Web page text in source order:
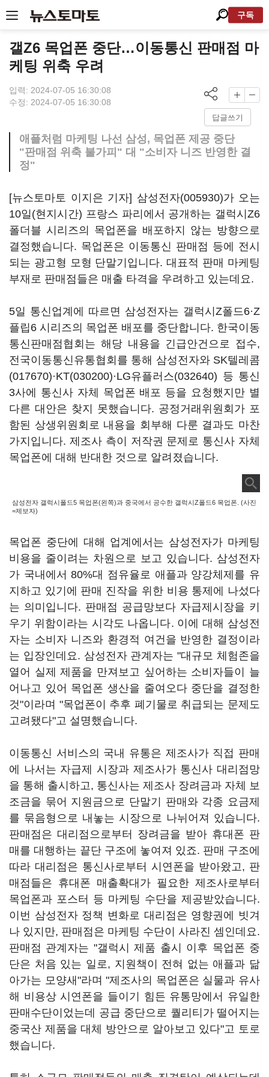
구독
갤Z6 목업폰 중단…이동통신 판매점 마
케팅 위축 우려
입력: 2024-07-05 16:30:08
수정: 2024-07-05 16:30:08
답글쓰기
애플처럼 마케팅 나선 삼성, 목업폰 제공 중단
"판매점 위축 불가피" 대 "소비자 니즈 반영한 결
정"
[뉴스토마토 이지은 기자] 삼성전자(005930)가 오는
10일(현지시간) 프랑스 파리에서 공개하는 갤럭시Z6
폴더블 시리즈의 목업폰을 배포하지 않는 방향으로
결정했습니다. 목업폰은 이동통신 판매점 등에 전시
되는 광고형 모형 단말기입니다. 대표적 판매 마케팅
부재로 판매점들은 매출 타격을 우려하고 있는데요.
5일 통신업계에 따르면 삼성전자는 갤럭시Z폴드6·Z
플립6 시리즈의 목업폰 배포를 중단합니다. 한국이동
통신판매점협회는 해당 내용을 긴급안건으로 접수,
전국이동통신유통협회를 통해 삼성전자와 SK텔레콤
(017670)·KT(030200)·LG유플러스(032640) 등 통신
3사에 통신사 자체 목업폰 배포 등을 요청했지만 별
다른 대안은 찾지 못했습니다. 공정거래위원회가 포
함된 상생위원회로 내용을 회부해 다룬 결과도 마찬
가지입니다. 제조사 측이 저작권 문제로 통신사 자체
목업폰에 대해 반대한 것으로 알려졌습니다.
삼성전자 갤럭시폴드5 목업폰(왼쪽)과 중국에서 공수한 갤럭시Z폴드6 목업폰. (사진
=제보자)
목업폰 중단에 대해 업계에서는 삼성전자가 마케팅
비용을 줄이려는 차원으로 보고 있습니다. 삼성전자
가 국내에서 80%대 점유율로 애플과 양강체제를 유
지하고 있기에 판매 진작을 위한 비용 통제에 나섰다
는 의미입니다. 판매점 공급망보다 자급제시장을 키
우기 위함이라는 시각도 나옵니다. 이에 대해 삼성전
자는 소비자 니즈와 환경적 여건을 반영한 결정이라
는 입장인데요. 삼성전자 관계자는 "대규모 체험존을
열어 실제 제품을 만져보고 싶어하는 소비자들이 늘
어나고 있어 목업폰 생산을 줄여오다 중단을 결정한
것"이라며 "목업폰이 추후 폐기물로 취급되는 문제도
고려됐다"고 설명했습니다.
이동통신 서비스의 국내 유통은 제조사가 직접 판매
에 나서는 자급제 시장과 제조사가 통신사 대리점망
을 통해 출시하고, 통신사는 제조사 장려금과 자체 보
조금을 묶어 지원금으로 단말기 판매와 각종 요금제
를 묶음형으로 내놓는 시장으로 나뉘어져 있습니다.
판매점은 대리점으로부터 장려금을 받아 휴대폰 판
매를 대행하는 끝단 구조에 놓여져 있죠. 판매 구조에
따라 대리점은 통신사로부터 시연폰을 받아왔고, 판
매점들은 휴대폰 매출확대가 필요한 제조사로부터
목업폰과 포스터 등 마케팅 수단을 제공받았습니다.
이번 삼성전자 정책 변화로 대리점은 영향권에 빗겨
나 있지만, 판매점은 마케팅 수단이 사라진 셈인데요.
판매점 관계자는 "갤럭시 제품 출시 이후 목업폰 중
단은 처음 있는 일로, 지원책이 전혀 없는 애플과 닮
아가는 모양새"라며 "제조사의 목업폰은 실물과 유사
해 비용상 시연폰을 들이기 힘든 유통망에서 유일한
판매수단이었는데 공급 중단으로 퀄리티가 떨어지는
중국산 제품을 대체 방안으로 알아보고 있다"고 토로
했습니다.